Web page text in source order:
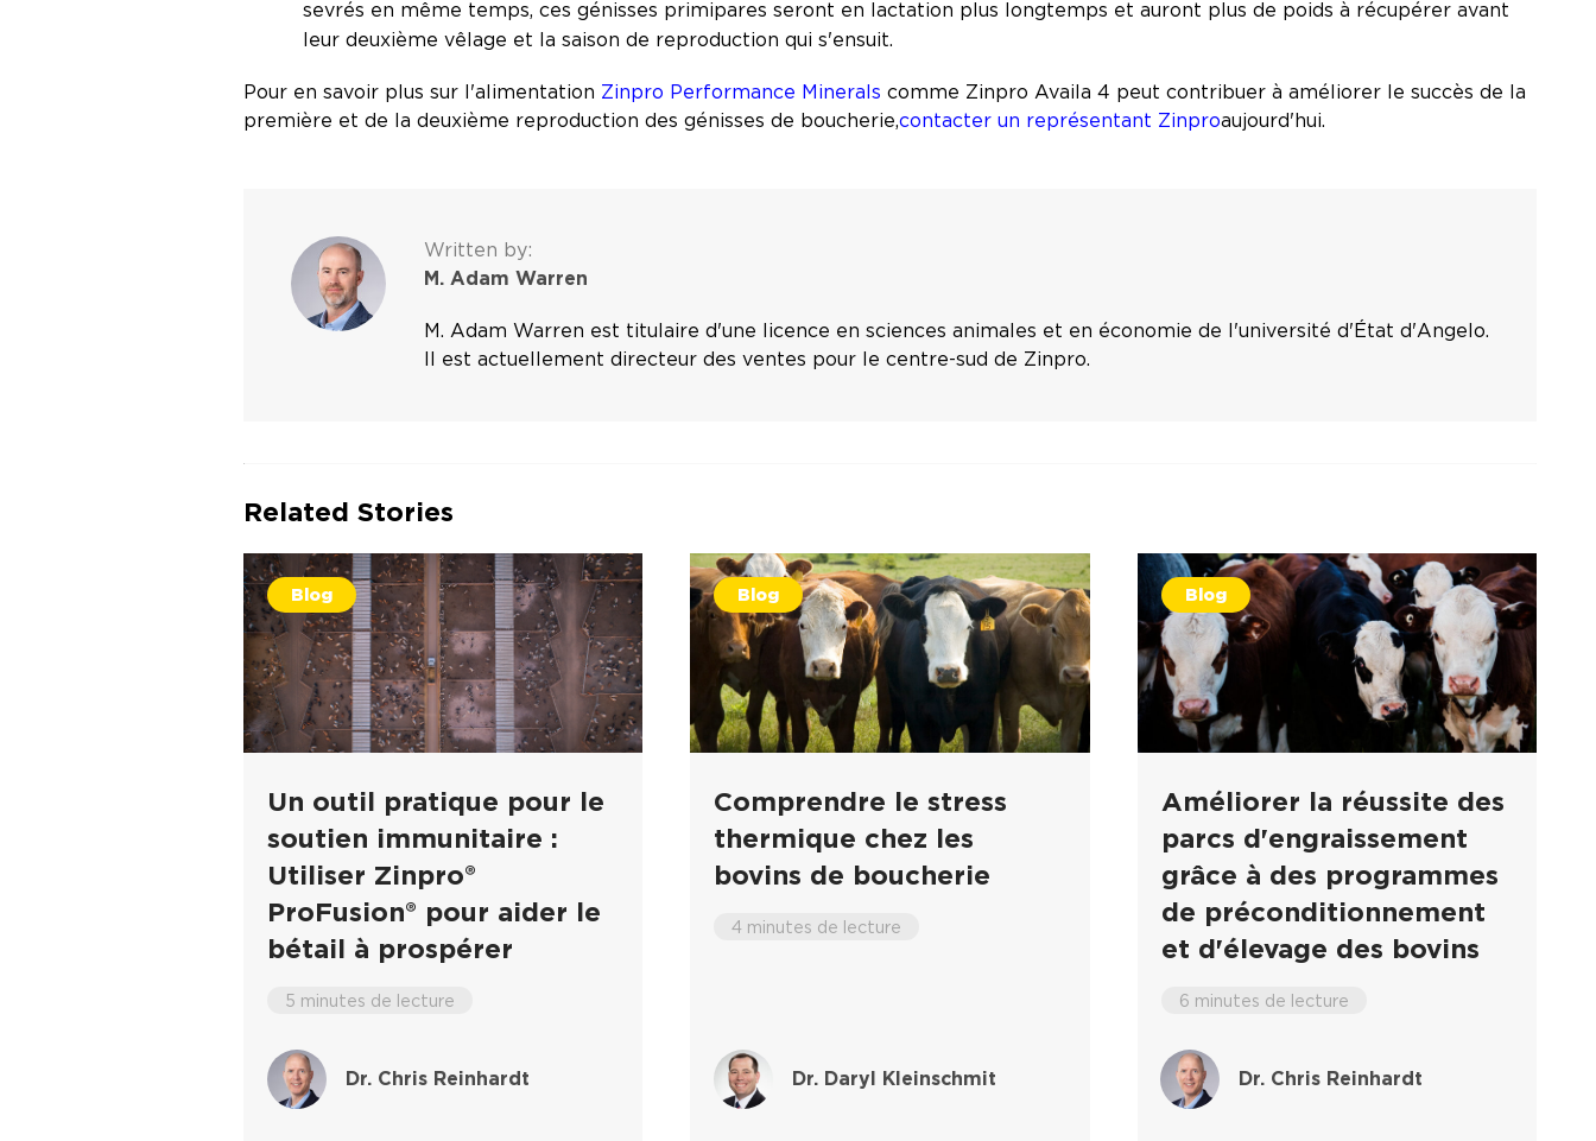
sevrés en même temps, ces génisses primipares seront en lactation plus longtemps et auront plus de poids à récupérer avant
leur deuxième vêlage et la saison de reproduction qui s'ensuit.
Pour en savoir plus sur l'alimentation Zinpro Performance Minerals comme Zinpro Availa 4 peut contribuer à améliorer le succès de la
première et de la deuxième reproduction des génisses de boucherie,contacter un représentant Zinproaujourd'hui.
Written by:
M. Adam Warren
M. Adam Warren est titulaire d'une licence en sciences animales et en économie de l'université d'État d'Angelo.
Il est actuellement directeur des ventes pour le centre-sud de Zinpro.
Related Stories
Blog
Un outil pratique pour le
soutien immunitaire :
Utiliser Zinpro®
ProFusion® pour aider le
bétail à prospérer
5 minutes de lecture
Dr. Chris Reinhardt
Blog
Comprendre le stress
thermique chez les
bovins de boucherie
4 minutes de lecture
Dr. Daryl Kleinschmit
Blog
Améliorer la réussite des
parcs d'engraissement
grâce à des programmes
de préconditionnement
et d'élevage des bovins
6 minutes de lecture
Dr. Chris Reinhardt